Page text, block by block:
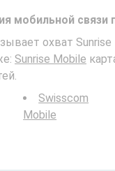
мобильной связи
охват
Sunrise Mobile
Swisscom
Mobile